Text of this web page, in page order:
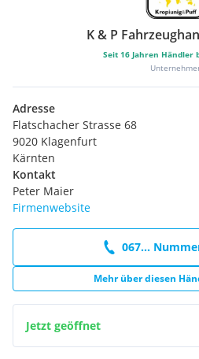
K & P
Seit 16 Jahren Händler
Adresse
Flatschacher Strasse 68
9020 Klagenfurt
Kärnten
Kontakt
Peter Maier
Firmenwebsite
067...
Mehr über diesen
Jetzt geöffnet